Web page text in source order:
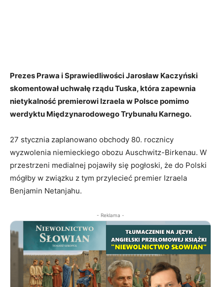
Prezes Prawa i Sprawiedliwości Jarosław Kaczyński
skomentował uchwałę rządu Tuska, która zapewnia
nietykalność premierowi Izraela w Polsce pomimo
werdyktu Międzynarodowego Trybunału Karnego.
27 stycznia zaplanowano obchody 80. rocznicy
wyzwolenia niemieckiego obozu Auschwitz-Birkenau. W
przestrzeni medialnej pojawiły się pogłoski, że do Polski
mógłby w związku z tym przylecieć premier Izraela
Benjamin Netanjahu.
- Reklama -